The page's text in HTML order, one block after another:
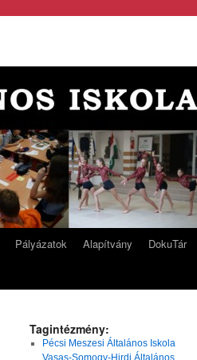
Pályázatok Alapítvány
DokuTár
Tagintézmény:
Pécsi Meszesi Általános Iskola
Vasas-Somogy-Hirdi Általános